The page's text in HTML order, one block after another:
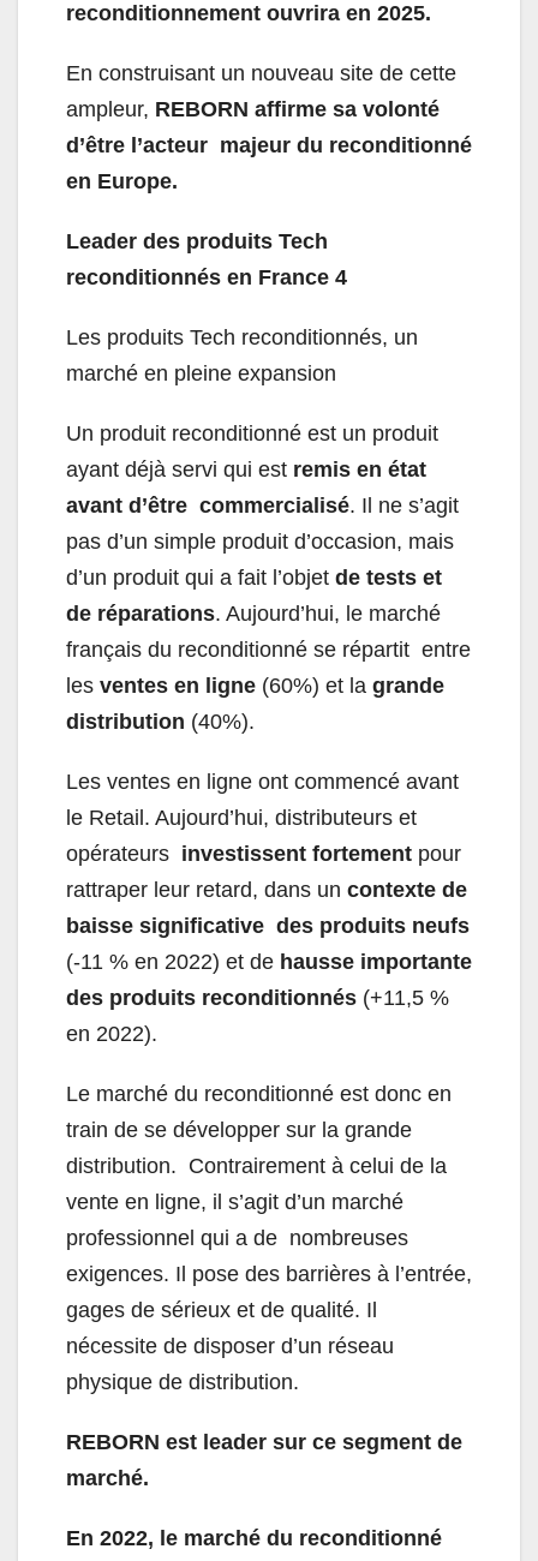
reconditionnement ouvrira en 2025.
En construisant un nouveau site de cette
ampleur, REBORN affirme sa volonté
d’être l’acteur majeur du reconditionné
en Europe.
Leader des produits Tech
reconditionnés en France 4
Les produits Tech reconditionnés, un
marché en pleine expansion
Un produit reconditionné est un produit
ayant déjà servi qui est remis en état
avant d’être commercialisé. Il ne s’agit
pas d’un simple produit d’occasion, mais
d’un produit qui a fait l’objet de tests et
de réparations. Aujourd’hui, le marché
français du reconditionné se répartit entre
les ventes en ligne (60%) et la grande
distribution (40%).
Les ventes en ligne ont commencé avant
le Retail. Aujourd’hui, distributeurs et
opérateurs investissent fortement pour
rattraper leur retard, dans un contexte de
baisse significative des produits neufs
(-11 % en 2022) et de hausse importante
des produits reconditionnés (+11,5 %
en 2022).
Le marché du reconditionné est donc en
train de se développer sur la grande
distribution. Contrairement à celui de la
vente en ligne, il s’agit d’un marché
professionnel qui a de nombreuses
exigences. Il pose des barrières à l’entrée,
gages de sérieux et de qualité. Il
nécessite de disposer d’un réseau
physique de distribution.
REBORN est leader sur ce segment de
marché.
En 2022, le marché du reconditionné